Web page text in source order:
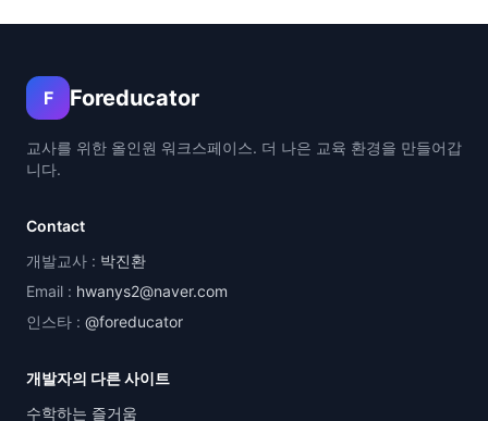
F Foreducator
교사를 위한 올인원 워크스페이스. 더 나은 교육 환경을 만들어갑
니다.
Contact
개발교사 : 박진환
Email : hwanys2@naver.com
인스타 : @foreducator
개발자의 다른 사이트
수학하는 즐거움